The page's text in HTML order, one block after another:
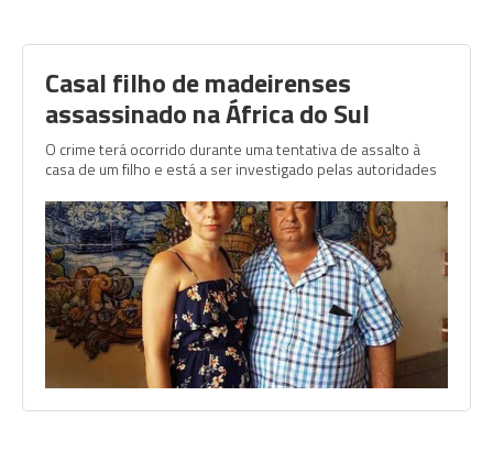
Casal filho de madeirenses
assassinado na África do Sul
O crime terá ocorrido durante uma tentativa de assalto à
casa de um filho e está a ser investigado pelas autoridades